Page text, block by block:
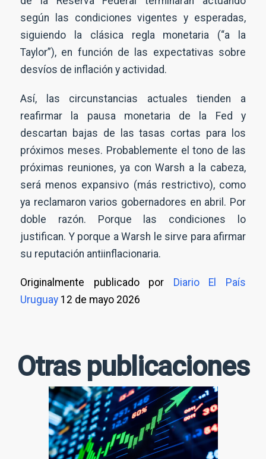
según las condiciones vigentes y esperadas,
siguiendo la clásica regla monetaria (“a la
Taylor”), en función de las expectativas sobre
desvíos de inflación y actividad.
Así, las circunstancias actuales tienden a
reafirmar la pausa monetaria de la Fed y
descartan bajas de las tasas cortas para los
próximos meses. Probablemente el tono de las
próximas reuniones, ya con Warsh a la cabeza,
será menos expansivo (más restrictivo), como
ya reclamaron varios gobernadores en abril. Por
doble razón. Porque las condiciones lo
justifican. Y porque a Warsh le sirve para afirmar
su reputación antiinflacionaria.
Originalmente publicado por Diario El País
Uruguay 12 de mayo 2026
Otras publicaciones